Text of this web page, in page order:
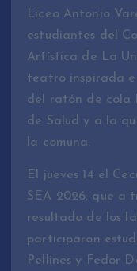
Liceo Antonio
estudiantes del
Artística de La
teatro inspirada
del ratón de cola
de Salud y a la
la comuna.
El jueves 14 el
SEA 2026, que a
resultado de los
participaron
Pellines y Fedor